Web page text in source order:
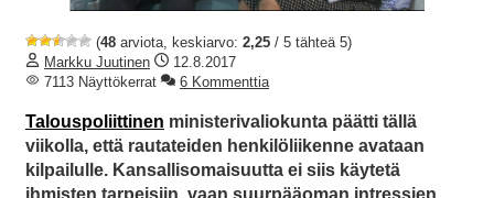
(48 arviota, keskiarvo: 2,25 / 5 tähteä 5)
Markku Juutinen
12.8.2017
7113 Näyttökerrat
6 Kommenttia
Talouspoliittinen ministerivaliokunta päätti tällä
viikolla, että rautateiden henkilöliikenne avataan
kilpailulle. Kansallisomaisuutta ei siis käytetä
ihmisten tarpeisiin, vaan suurpääoman intressien